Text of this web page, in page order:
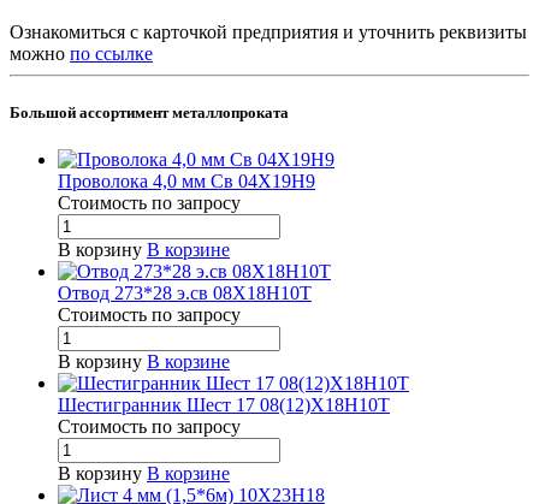
Ознакомиться с карточкой предприятия и уточнить реквизиты
можно по ссылке
Большой ассортимент металлопроката
Проволока 4,0 мм Св 04Х19Н9
Стоимость по запросу
В корзину В корзине
Отвод 273*28 э.св 08Х18Н10Т
Стоимость по запросу
В корзину В корзине
Шестигранник Шест 17 08(12)Х18Н10Т
Стоимость по запросу
В корзину В корзине